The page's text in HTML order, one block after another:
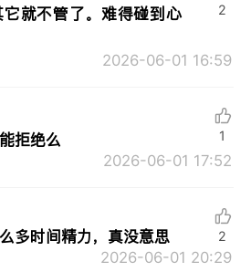
就不管了。难得碰到心
2026-06-01 16:59
2
拒绝么
2026-06-01 17:52
1
多时间精力，真没意思
2026-06-01 20:29
2